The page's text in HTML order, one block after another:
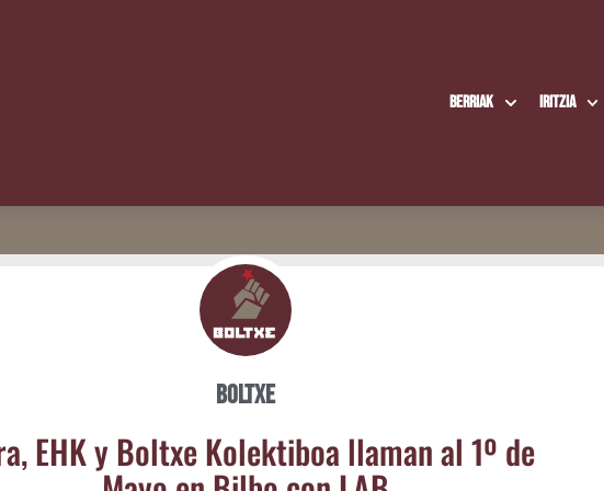
Berriak Iritzia
Boltxe
EHK y Boltxe Kolek­ti­boa lla­man al 1º de